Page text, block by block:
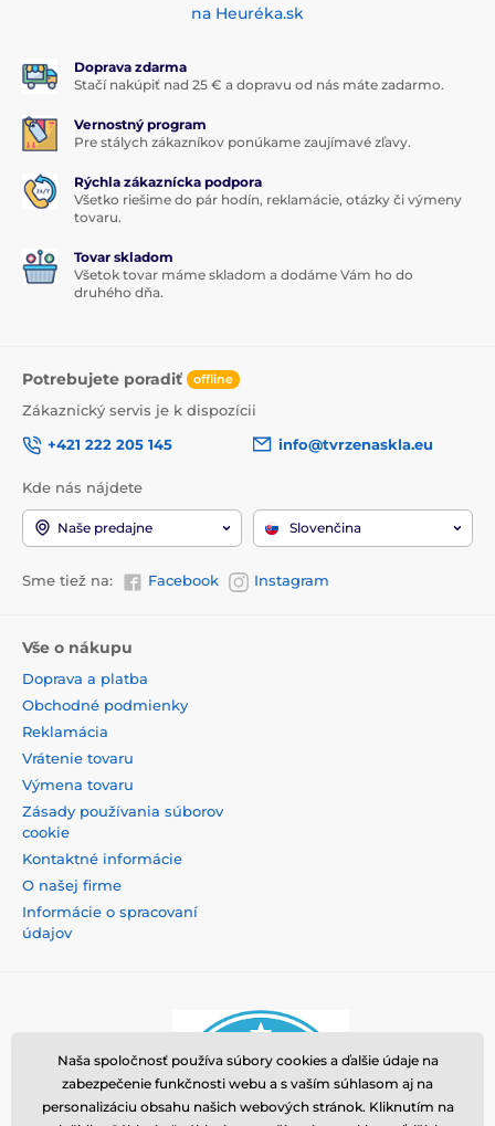
na Heuréka.sk
Doprava zdarma
Stačí nakúpiť nad 25 € a dopravu od nás máte zadarmo.
Vernostný program
Pre stálych zákazníkov ponúkame zaujímavé zľavy.
Rýchla zákaznícka podpora
Všetko riešime do pár hodín, reklamácie, otázky či výmeny
tovaru.
Tovar skladom
Všetok tovar máme skladom a dodáme Vám ho do
druhého dňa.
Potrebujete poradiť offline
Zákaznický servis je k dispozícii
+421 222 205 145
info@tvrzenaskla.eu
Kde nás nájdete
Naše predajne Slovenčina
Sme tiež na: Facebook Instagram
Vše o nákupu
Doprava a platba
Obchodné podmienky
Reklamácia
Vrátenie tovaru
Výmena tovaru
Zásady používania súborov
cookie
Kontaktné informácie
O našej firme
Informácie o spracovaní
údajov
Naša spoločnosť používa súbory cookies a ďalšie údaje na
zabezpečenie funkčnosti webu a s vaším súhlasom aj na
personalizáciu obsahu našich webových stránok. Kliknutím na